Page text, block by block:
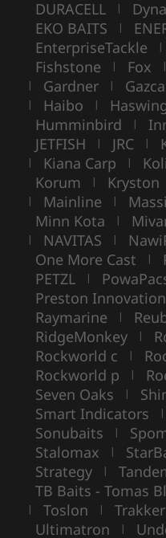
DURACELL |
EKO BAITS |
EnterpriseTackle |
Fishstone | Fox |
| Gardner |
| Haibo |
Humminbird |
JETFISH | JRC |
| Kiana Carp |
Korum | Kryston
| Mainline |
Minn Kota |
| NAVITAS |
One More Cast |
PETZL |
Preston
Raymarine |
RidgeMonkey |
Rockworld c |
Rockworld p |
Seven Oaks |
Smart Indicators |
Sonubaits |
Stalomax |
Strategy |
TB Baits - Tomas
| Toslon | Trakker
Ultimatron |